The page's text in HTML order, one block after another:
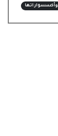
وأكسسواراتها